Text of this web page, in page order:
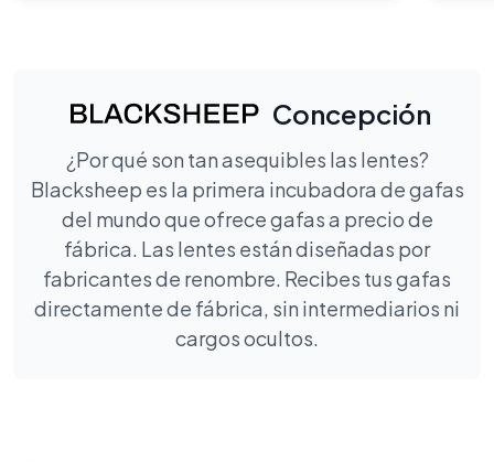
Concepción
¿Por qué son tan asequibles las lentes?
Blacksheep es la primera incubadora de gafas
del mundo que ofrece gafas a precio de
fábrica. Las lentes están diseñadas por
fabricantes de renombre. Recibes tus gafas
directamente de fábrica, sin intermediarios ni
cargos ocultos.